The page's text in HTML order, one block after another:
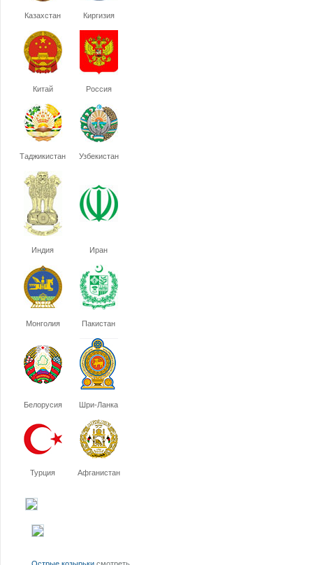
Казахстан Киргизия
Китай Россия
Таджикистан Узбекистан
Индия Иран
Монголия Пакистан
Белорусия Шри-Ланка
Турция Афганистан